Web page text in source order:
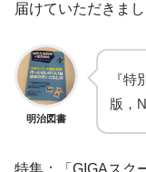
届けていただきまし
明治図書
『
版，
特集：「GIGAスク